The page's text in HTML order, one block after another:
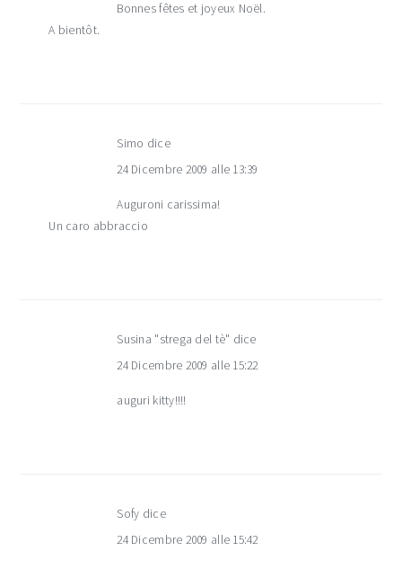
Bonnes fêtes et joyeux Noël.
A bientôt.
Simo dice
24 Dicembre 2009 alle 13:39
Auguroni carissima!
Un caro abbraccio
Susina "strega del tè" dice
24 Dicembre 2009 alle 15:22
auguri kitty!!!!
Sofy dice
24 Dicembre 2009 alle 15:42